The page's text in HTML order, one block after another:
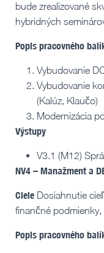
bude zrealizované
hybridných
Popis pracovného
Vybudovanie
Vybudovanie
(Kalúz, Klaučo)
Modernizácia
Výstupy
V3.1 (M12)
NV4 – Manažment a
Ciele Dosiahnutie
finančné podmienky,
Popis pracovného